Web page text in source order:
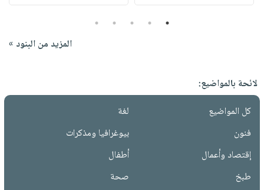
1
2
3
4
5
المزيد من البنود »
لائحة بالمواضيع:
كل المواضيع
لغة
فنون
بيوغرافيا ومذكرات
إقتصاد وأعمال
أطفال
طبخ
صحة